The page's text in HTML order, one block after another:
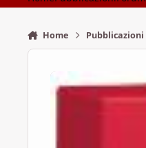
Home Pubblicazioni